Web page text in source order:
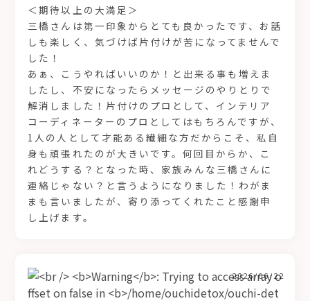
＜期待以上の大満足＞
三橋さんは第一印象からとても良かったです、お話
しも楽しく、気づけば片付けが苦になってませんで
した！
あぁ、こうやればいいのか！と出来る事も増えま
したし、不安になったらメッセージのやりとりで
解消しました！片付けのプロとして、インテリア
コーディネーターのプロとしてはもちろんですが、
1人の人として才能ある繊細な方だからこそ、私自
身も頑張れたのが大きいです。何回目からか、こ
れどうする？となった時、家族みんな三橋さんに
連絡じゃない？と言うようになりました！わがま
まも言いましたが、寄り添ってくれたこと感謝申
し上げます。
2026/06/22